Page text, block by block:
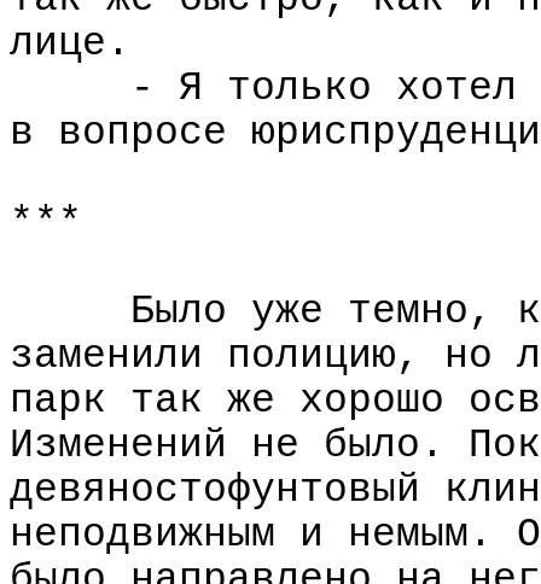
лице.
- Я только хотел
в вопросе
***
Было уже темно,
заменили полицию, но
парк так же хорошо
Изменений не было.
девяностофунтовый
неподвижным и немым.